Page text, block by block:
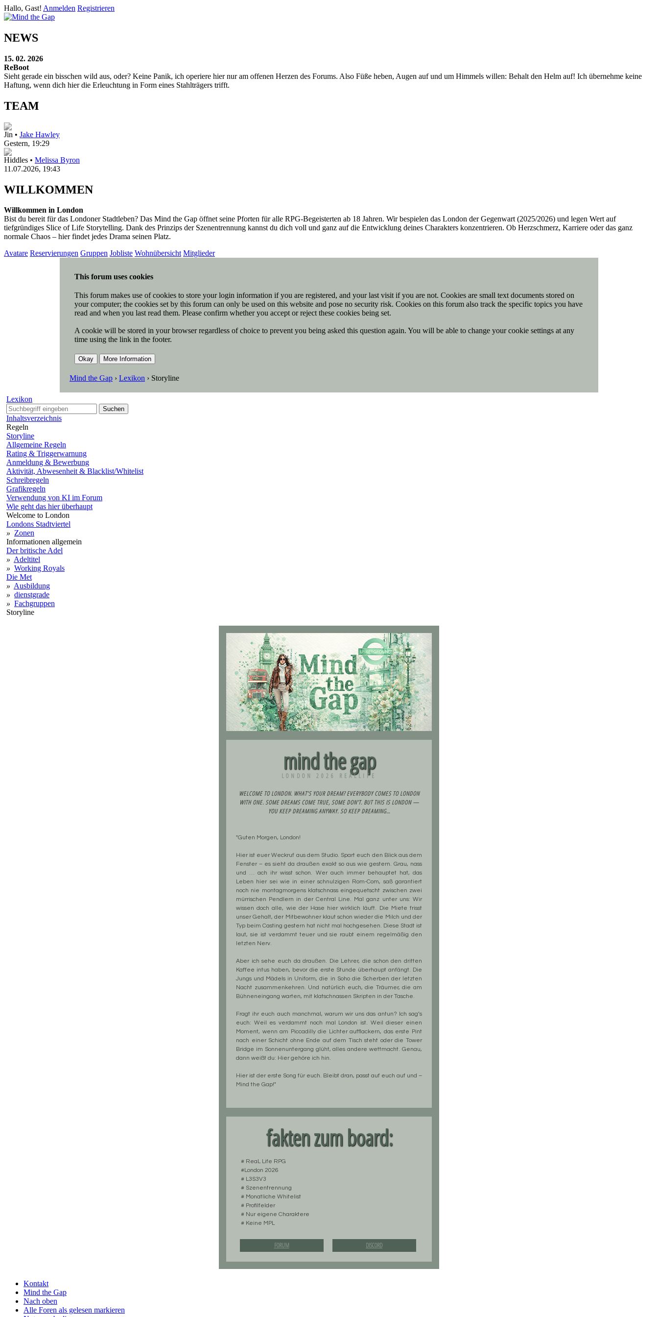
Hallo, Gast! Anmelden Registrieren
NEWS
15. 02. 2026
ReBoot
Sieht gerade ein bisschen wild aus, oder? Keine Panik, ich operiere hier nur am offenen Herzen des Forums. Also Füße heben, Augen auf und um Himmels willen: Behalt den Helm auf! Ich übernehme keine
Haftung, wenn dich hier die Erleuchtung in Form eines Stahlträgers trifft.
TEAM
Jin • Jake Hawley
Gestern, 19:29
Hiddles • Melissa Byron
11.07.2026, 19:43
WILLKOMMEN
Willkommen in London
Bist du bereit für das Londoner Stadtleben? Das Mind the Gap öffnet seine Pforten für alle RPG-Begeisterten ab 18 Jahren. Wir bespielen das London der Gegenwart (2025/2026) und legen Wert auf
tiefgründiges Slice of Life Storytelling. Dank des Prinzips der Szenentrennung kannst du dich voll und ganz auf die Entwicklung deines Charakters konzentrieren. Ob Herzschmerz, Karriere oder das ganz
normale Chaos – hier findet jedes Drama seinen Platz.
Avatare Reservierungen Gruppen Jobliste Wohnübersicht Mitglieder
This forum uses cookies
This forum makes use of cookies to store your login information if you are registered, and your last visit if you are not. Cookies are small text documents stored on
your computer; the cookies set by this forum can only be used on this website and pose no security risk. Cookies on this forum also track the specific topics you have
read and when you last read them. Please confirm whether you accept or reject these cookies being set.
A cookie will be stored in your browser regardless of choice to prevent you being asked this question again. You will be able to change your cookie settings at any
time using the link in the footer.
Mind the Gap › Lexikon › Storyline
Lexikon
Suchen
Inhaltsverzeichnis
Regeln
Storyline
Allgemeine Regeln
Rating & Triggerwarnung
Anmeldung & Bewerbung
Aktivität, Abwesenheit & Blacklist/Whitelist
Schreibregeln
Grafikregeln
Verwendung von KI im Forum
Wie geht das hier überhaupt
Welcome to London
Londons Stadtviertel
» Zonen
Informationen allgemein
Der britische Adel
» Adeltitel
» Working Royals
Die Met
» Ausbildung
» dienstgrade
» Fachgruppen
Storyline
mind the gap
LONDON 2026 REALLIFE
WELCOME TO LONDON. WHAT’S YOUR DREAM? EVERYBODY COMES TO LONDON
WITH ONE. SOME DREAMS COME TRUE, SOME DON’T. BUT THIS IS LONDON —
YOU KEEP DREAMING ANYWAY. SO KEEP DREAMING…
"Guten Morgen, London!
Hier ist euer Weckruf aus dem Studio. Spart euch den Blick aus dem
Fenster – es sieht da draußen exakt so aus wie gestern. Grau, nass
und … ach ihr wisst schon. Wer auch immer behauptet hat, das
Leben hier sei wie in einer schnulzigen Rom-Com, saß garantiert
noch nie montagmorgens klatschnass eingequetscht zwischen zwei
mürrischen Pendlern in der Central Line. Mal ganz unter uns: Wir
wissen doch alle, wie der Hase hier wirklich läuft. Die Miete frisst
unser Gehalt, der Mitbewohner klaut schon wieder die Milch und der
Typ beim Casting gestern hat nicht mal hochgesehen. Diese Stadt ist
laut, sie ist verdammt teuer und sie raubt einem regelmäßig den
letzten Nerv.
Aber ich sehe euch da draußen. Die Lehrer, die schon den dritten
Kaffee intus haben, bevor die erste Stunde überhaupt anfängt. Die
Jungs und Mädels in Uniform, die in Soho die Scherben der letzten
Nacht zusammenkehren. Und natürlich euch, die Träumer, die am
Bühneneingang warten, mit klatschnassen Skripten in der Tasche.
Fragt ihr euch auch manchmal, warum wir uns das antun? Ich sag’s
euch: Weil es verdammt noch mal London ist. Weil dieser einen
Moment, wenn am Piccadilly die Lichter aufflackern, das erste Pint
nach einer Schicht ohne Ende auf dem Tisch steht oder die Tower
Bridge im Sonnenuntergang glüht, alles andere wettmacht. Genau,
dann weißt du: Hier gehöre ich hin.
Hier ist der erste Song für euch. Bleibt dran, passt auf euch auf und –
Mind the Gap!"
fakten zum board:
# ReaL Life RPG
#London 2026
# L3S3V3
# Szenentrennung
# Monatliche Whitelist
# Profilfelder
# Nur eigene Charaktere
# Keine MPL
FORUM DISCORD
Kontakt
Mind the Gap
Nach oben
Alle Foren als gelesen markieren